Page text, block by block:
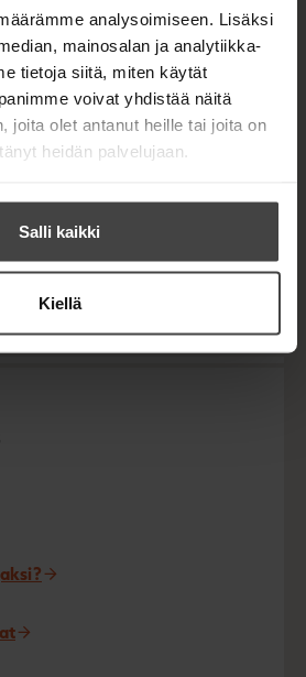
analysoimiseen. Lisäksi
mainosalan ja analytiikka-
tietoja siitä, miten käytät
voivat yhdistää näitä
joita olet antanut heille tai joita on
heidän palvelujaan.
Salli kaikki
Kiellä
vuodesta 2018.
julkaisusta on vastannut
Docendo. Alkujaan
jaRaimo Salokangas
vuonna 2001. Blue Moonin
yhteinen kirjailijanimi)
sekä monta kertaa palkittu
Indriðason